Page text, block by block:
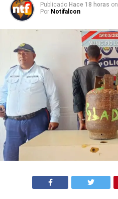
Publicado Hace 18 horas on
Por Notifalcon